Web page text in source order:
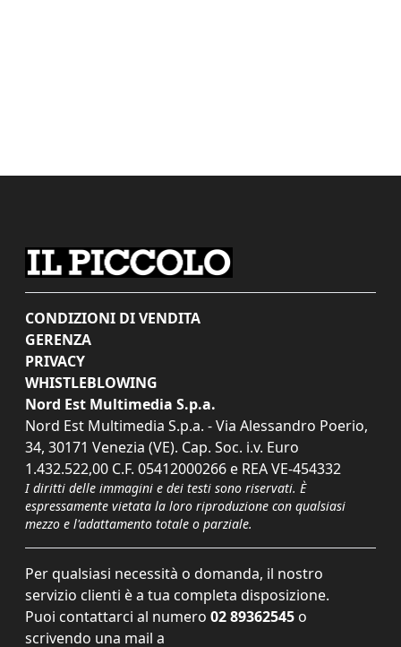
CONDIZIONI DI VENDITA
GERENZA
PRIVACY
WHISTLEBLOWING
Nord Est Multimedia S.p.a.
Nord Est Multimedia S.p.a. - Via Alessandro Poerio,
34, 30171 Venezia (VE). Cap. Soc. i.v. Euro
1.432.522,00 C.F. 05412000266 e REA VE-454332
I diritti delle immagini e dei testi sono riservati. È
espressamente vietata la loro riproduzione con qualsiasi
mezzo e l'adattamento totale o parziale.
Per qualsiasi necessità o domanda, il nostro
servizio clienti è a tua completa disposizione.
Puoi contattarci al numero 02 89362545 o
scrivendo una mail a